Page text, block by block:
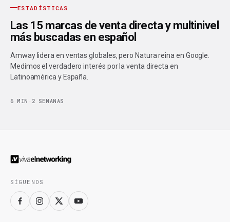
ESTADÍSTICAS
Las 15 marcas de venta directa y multinivel
más buscadas en español
Amway lidera en ventas globales, pero Natura reina en Google.
Medimos el verdadero interés por la venta directa en
Latinoamérica y España.
6 MIN · 2 SEMANAS
SÍGUENOS